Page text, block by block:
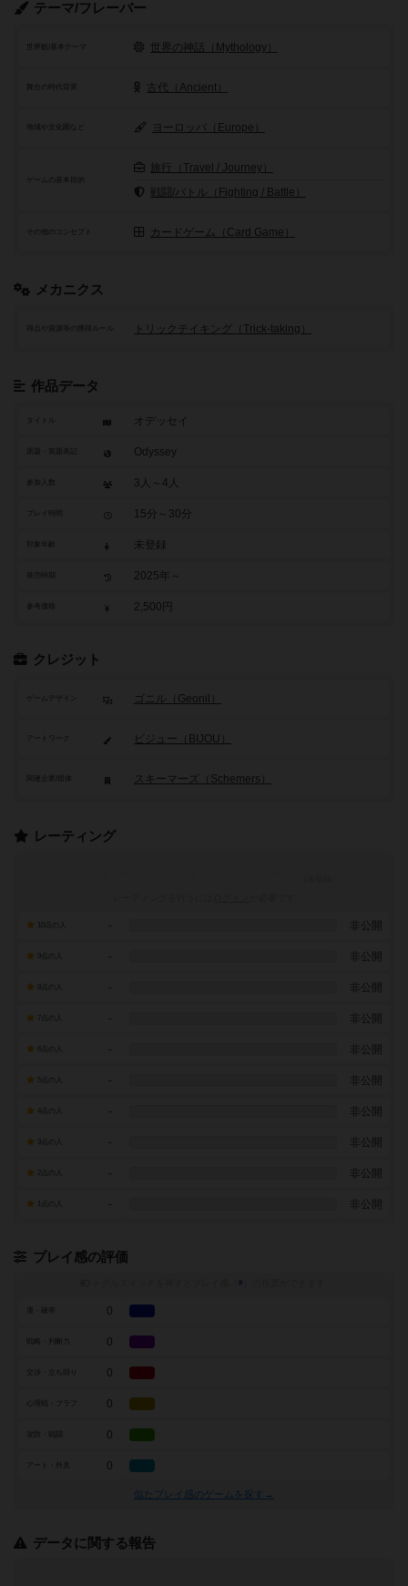
テーマ/フレーバー
世界観/基本テーマ 世界の神話（Mythology）
舞台の時代背景 古代（Ancient）
地域や文化圏など ヨーロッパ（Europe）
ゲームの基本目的
旅行（Travel / Journey）
戦闘/バトル（Fighting / Battle）
その他のコンセプト カードゲーム（Card Game）
メカニクス
トリックテイキング（Trick-taking）
作品データ
タイトル オデッセイ
Odyssey
参加人数 3人～4人
15分～30分
未登録
2025年～
参考価格 2,500円
クレジット
ゲームデザイン ゴニル（Geonil）
アートワーク ビジュー（BIJOU）
スキーマーズ（Schemers）
レーティング
- 非公開
- 非公開
- 非公開
7点の人 - 非公開
- 非公開
- 非公開
- 非公開
- 非公開
- 非公開
- 非公開
プレイ感の評価
※
0
戦略・判断力 0
0
0
0
アート・外見 0
似たプレイ感のゲームを探す→
データに関する報告